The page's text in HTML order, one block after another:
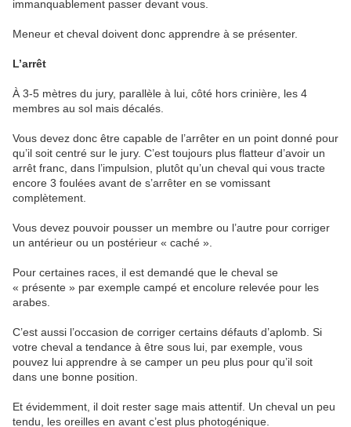
immanquablement passer devant vous.
Meneur et cheval doivent donc apprendre à se présenter.
L’arrêt
À 3-5 mètres du jury, parallèle à lui, côté hors crinière, les 4
membres au sol mais décalés.
Vous devez donc être capable de l’arrêter en un point donné pour
qu’il soit centré sur le jury. C’est toujours plus flatteur d’avoir un
arrêt franc, dans l’impulsion, plutôt qu’un cheval qui vous tracte
encore 3 foulées avant de s’arrêter en se vomissant
complètement.
Vous devez pouvoir pousser un membre ou l’autre pour corriger
un antérieur ou un postérieur « caché ».
Pour certaines races, il est demandé que le cheval se
« présente » par exemple campé et encolure relevée pour les
arabes.
C’est aussi l’occasion de corriger certains défauts d’aplomb. Si
votre cheval a tendance à être sous lui, par exemple, vous
pouvez lui apprendre à se camper un peu plus pour qu’il soit
dans une bonne position.
Et évidemment, il doit rester sage mais attentif. Un cheval un peu
tendu, les oreilles en avant c’est plus photogénique.